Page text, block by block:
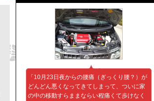
「10月23日夜からの腰痛（ぎっくり腰？）が
どんどん悪くなってきてしまって、ついに家
の中の移動すらままならい程痛くて歩けなく